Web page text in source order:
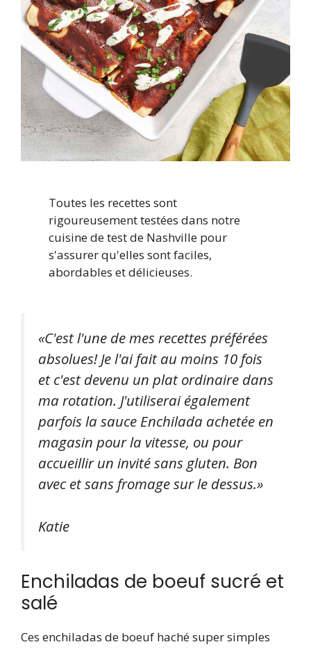
Toutes les recettes sont
rigoureusement testées dans notre
cuisine de test de Nashville pour
s'assurer qu'elles sont faciles,
abordables et délicieuses.
«C'est l'une de mes recettes préférées
absolues! Je l'ai fait au moins 10 fois
et c'est devenu un plat ordinaire dans
ma rotation. J'utiliserai également
parfois la sauce Enchilada achetée en
magasin pour la vitesse, ou pour
accueillir un invité sans gluten. Bon
avec et sans fromage sur le dessus.»
Katie
Enchiladas de boeuf sucré et
salé
Ces enchiladas de boeuf haché super simples